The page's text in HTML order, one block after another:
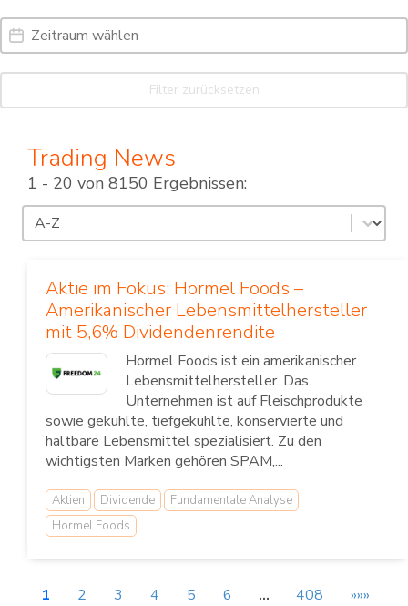
Date Range
Date
Filter zurücksetzen
Trading News
1 - 20 von 8150 Ergebnissen:
Sortierung
Sort content
Aktie im Fokus: Hormel Foods –
Amerikanischer Lebensmittelhersteller
mit 5,6% Dividendenrendite
Hormel Foods ist ein amerikanischer
Lebensmittelhersteller. Das
Unternehmen ist auf Fleischprodukte
sowie gekühlte, tiefgekühlte, konservierte und
haltbare Lebensmittel spezialisiert. Zu den
wichtigsten Marken gehören SPAM,...
Aktien Dividende
Fundamentale Analyse
Hormel Foods
1 2 3 4 5 6 … 408 »»»